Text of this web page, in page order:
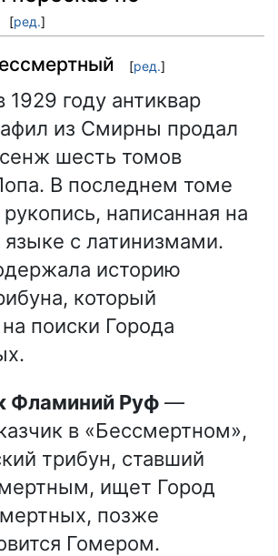
[ред.]
[ред.]
году антиквар
из Смирны продал
шесть томов
В последнем томе
написанная на
языке с латинизмами.
историю
который
поиски Города
Фламиний Руф —
в «Бессмертном»,
трибун, ставший
ищет Город
позже
Гомером.